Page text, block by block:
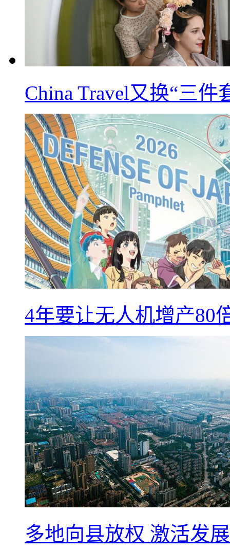
China Travel又换“三
4年要让无人机增产80
多地向县放权 激活发